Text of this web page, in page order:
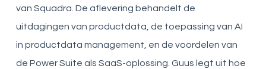
van Squadra. De aflevering behandelt de
uitdagingen van productdata, de toepassing van AI
in productdata management, en de voordelen van
de Power Suite als SaaS-oplossing. Guus legt uit hoe